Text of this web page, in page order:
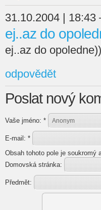
31.10.2004 |
ej..az do
ej..az do
odpovědět
Poslat nový
Vaše jméno: *
E-mail: *
Obsah tohoto pole je soukromý
Domovská stránka:
Předmět: